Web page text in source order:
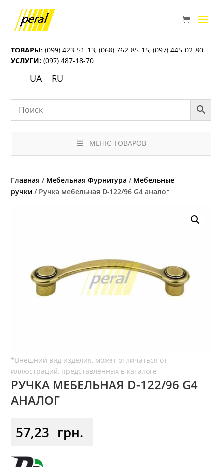
ТОВАРЫ: (099) 423-51-13,(068) 762-85-15,(097) 445-02-80
УСЛУГИ: (097) 487-18-70
UA RU
МЕНЮ ТОВАРОВ
Главная / Мебельная Фурнитура / Мебельные
ручки / Ручка мебельная D-122/96 G4 аналог
РУЧКА МЕБЕЛЬНАЯ D-122/96 G4
АНАЛОГ
57,23 грн.